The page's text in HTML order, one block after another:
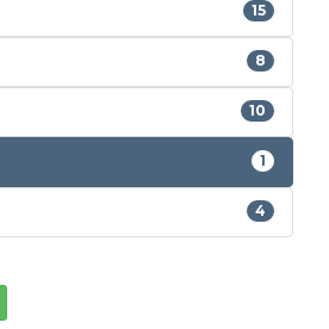
15
8
10
1
4